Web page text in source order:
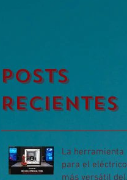
posts
Recientes
La herramienta
para el eléctrico
más versátil del